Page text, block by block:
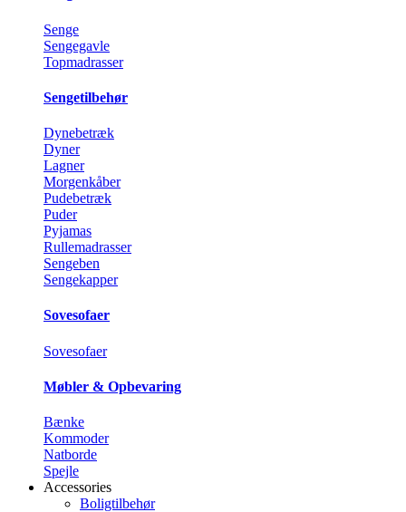
Senge
Sengegavle
Topmadrasser
Sengetilbehør
Dynebetræk
Dyner
Lagner
Morgenkåber
Pudebetræk
Puder
Pyjamas
Rullemadrasser
Sengeben
Sengekapper
Sovesofaer
Sovesofaer
Møbler & Opbevaring
Bænke
Kommoder
Natborde
Spejle
Accessories
Boligtilbehør